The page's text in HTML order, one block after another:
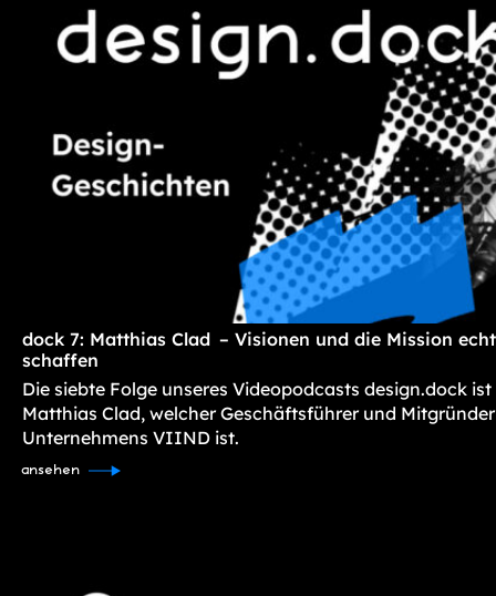
dock 7: Matthias Clad – Visionen und die Mission
schaffen
Die siebte Folge unseres Videopodcasts design.dock
Matthias Clad, welcher Geschäftsführer und
Unternehmens VIIND ist.
ansehen